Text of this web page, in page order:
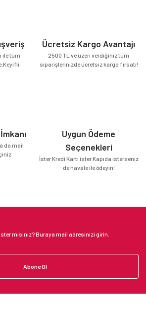
ile tüm
Ücretsiz Kargo Avantajı
2500 TL ve üzeri verdiğiniz tüm
siparişlerinizde ücretsiz kargo fırsatı!
da mail
Uygun Ödeme
Seçenekleri
İster Kredi Kartı ister Kapıda isterseniz
de havale ile ödeyin!
Abone Ol